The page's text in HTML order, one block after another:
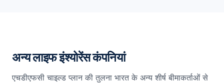
अन्य लाइफ इंश्योरेंस कंपनियां
एचडीएफसी चाइल्ड प्लान की तुलना भारत के अन्य शीर्ष बीमाकर्ताओं से